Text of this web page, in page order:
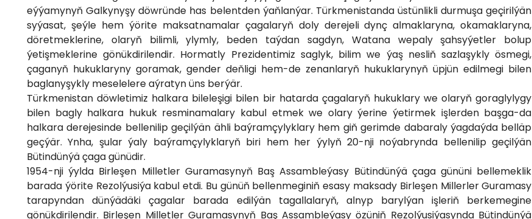
eýýamynyň Galkynyşy döwründe has belentden ýaňlanýar. Türkmenistanda üstünlikli durmuşa geçirilýän
syýasat, şeýle hem ýörite maksatnamalar çagalaryň doly derejeli dynç almaklaryna, okamaklaryna,
döretmeklerine, olaryň bilimli, ylymly, beden taýdan sagdyn, Watana wepaly şahsyýetler bolup
ýetişmeklerine gönükdirilendir. Hormatly Prezidentimiz saglyk, bilim we ýaş nesliň sazlaşykly ösmegi,
çaganyň hukuklaryny goramak, gender deňligi hem-de zenanlaryň hukuklarynyň üpjün edilmegi bilen
baglanyşykly meselelere aýratyn üns berýär.
Türkmenistan döwletimiz halkara bileleşigi bilen bir hatarda çagalaryň hukuklary we olaryň goraglylygy
bilen bagly halkara hukuk resminamalary kabul etmek we olary ýerine ýetirmek işlerden başga-da
halkara derejesinde bellenilip geçilýän ähli baýramçylyklary hem giň gerimde dabaraly ýagdaýda belläp
geçýär. Ynha, şular ýaly baýramçylyklaryň biri hem her ýylyň 20-nji noýabrynda bellenilip geçilýän
Bütindünýä çaga günüdir.
1954-nji ýylda Birleşen Milletler Guramasynyň Baş Assambleýasy Bütindünýä çaga gününi bellemeklik
barada ýörite Rezolýusiýa kabul etdi. Bu günüň bellenmeginiň esasy maksady Birleşen Millerler Guramasy
tarapyndan dünýädäki çagalar barada edilýän tagallalaryň, alnyp barylýan işleriň berkemegine
gönükdirilendir. Birleşen Milletler Guramasynyň Baş Assambleýasy özüniň Rezolýusiýasynda Bütindünýä